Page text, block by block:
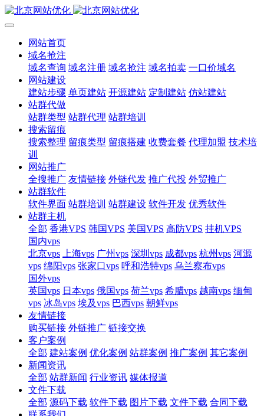
网站首页
域名抢注
域名查询 域名注册 域名抢注 域名拍卖 一口价域名
网站建设
建站步骤 单页建站 开源建站 定制建站 仿站建站
站群代做
站群类型 站群代理 站群培训
搜索留痕
搜索整理 留痕类型 留痕搭建 收费套餐 代理加盟 技术培
训
网站推广
全搜推广 友情链接 外链代发 推广代投 外贸推广
站群软件
软件界面 站群培训 站群建设 软件开发 优秀软件
站群主机
全部 香港VPS 韩国VPS 美国VPS 高防VPS 挂机VPS
国内vps
北京vps
上海vps 广州vps 深圳vps 成都vps 杭州vps 河源
vps 绵阳vps 张家口vps 呼和浩特vps 乌兰察布vps
国外vps
英国vps 日本vps 俄国vps 荷兰vps 希腊vps 越南vps 缅甸
vps 冰岛vps 埃及vps 巴西vps 朝鲜vps
友情链接
购买链接 外链推广 链接交换
客户案例
全部 建站案例 优化案例 站群案例 推广案例 其它案例
新闻资讯
全部 站群新闻 行业资讯 媒体报道
文件下载
全部 源码下载 软件下载 图片下载 文件下载 合同下载